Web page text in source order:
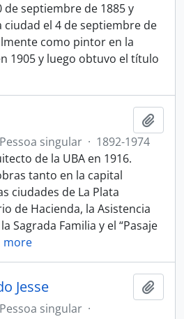
de septiembre de 1885 y
ciudad el 4 de septiembre de
como pintor en la
1905 y luego obtuvo el título
Pessoa singular · 1892-1974
de la UBA en 1916.
tanto en la capital
ciudades de La Plata
de Hacienda, la Asistencia
Sagrada Familia y el “Pasaje
more
Jesse
Pessoa singular ·